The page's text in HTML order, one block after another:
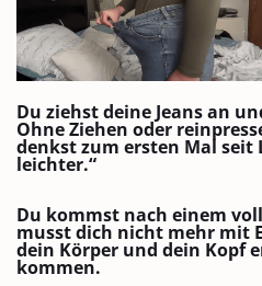
Du ziehst deine Jeans an
Ohne Ziehen oder
denkst zum ersten Mal seit
leichter.“
Du kommst nach einem
musst dich nicht mehr mit
dein Körper und dein Kopf
kommen.